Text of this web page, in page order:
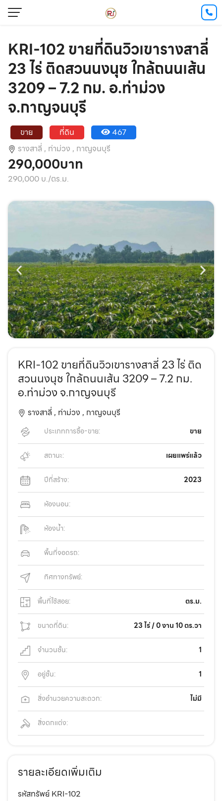
KRI-102 ขายที่ดินวิวเขารางสาลี่
23 ไร่ ติดสวนนงนุช ใกล้ถนนเส้น
3209 – 7.2 กม. อ.ท่าม่วง
จ.กาญจนบุรี
ขาย ที่ดิน
467
รางสาลี่ , ท่าม่วง , กาญจนบุรี
290,000บาท
290,000 บ./ตร.ม.
KRI-102 ขายที่ดินวิวเขารางสาลี่ 23 ไร่ ติด
สวนนงนุช ใกล้ถนนเส้น 3209 – 7.2 กม.
อ.ท่าม่วง จ.กาญจนบุรี
รางสาลี่ , ท่าม่วง , กาญจนบุรี
ประเภทการซื้อ-ขาย: ขาย
สถานะ: เผยแพร่แล้ว
ปีที่สร้าง: 2023
ห้องนอน:
ห้องน้ำ:
พื้นที่จอดรถ:
ทิศทางทรัพย์:
พื้นที่ใช้สอย: ตร.ม.
ขนาดที่ดิน: 23 ไร่ / 0 งาน 10 ตร.วา
จำนวนชั้น: 1
อยู่ชั้น: 1
สิ่งอำนวยความสะดวก: ไม่มี
สิ่งตกแต่ง:
รายละเอียดเพิ่มเติม
รหัสทรัพย์ KRI-102